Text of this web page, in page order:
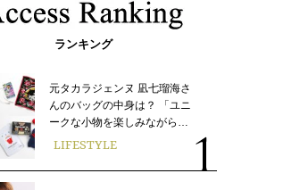
ランキング
元タカラジェンヌ 凪七瑠海さ
んのバッグの中身は？ 「ユニ
ークな小物を楽しみながら…
LIFESTYLE